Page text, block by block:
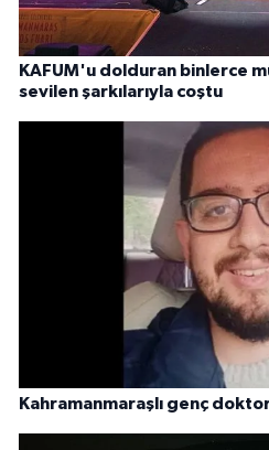
KAFUM'u dolduran binlerce
sevilen şarkılarıyla coştu
Kahramanmaraşlı genç